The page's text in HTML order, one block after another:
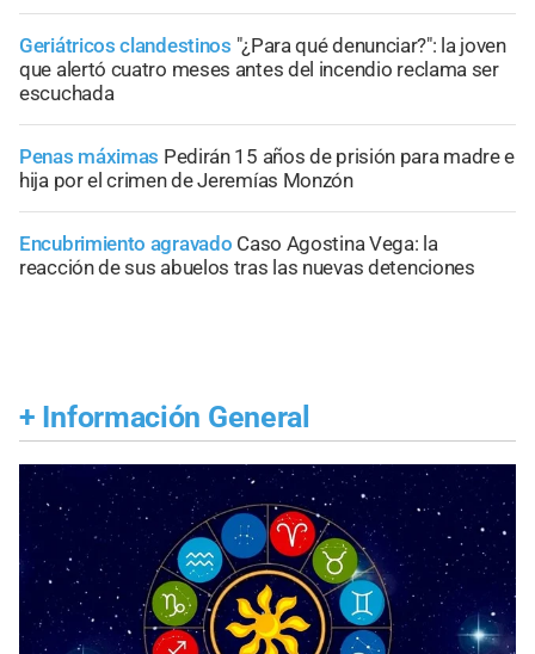
Geriátricos clandestinos "¿Para qué denunciar?": la joven
que alertó cuatro meses antes del incendio reclama ser
escuchada
Penas máximas Pedirán 15 años de prisión para madre e
hija por el crimen de Jeremías Monzón
Encubrimiento agravado Caso Agostina Vega: la
reacción de sus abuelos tras las nuevas detenciones
+ Información General